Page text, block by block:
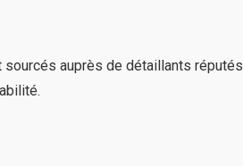
auprès de détaillants réputés